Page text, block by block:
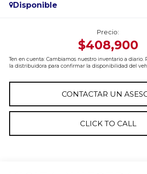
Disponible
Precio:
$408,900
Ten en cuenta: Cambiamos nuestro inventario a diario.
la distribuidora para confirmar la disponibilidad del
CONTACTAR UN
CLICK TO CALL